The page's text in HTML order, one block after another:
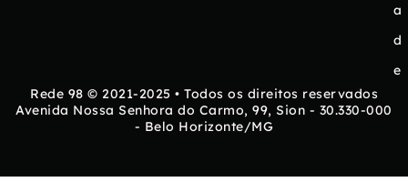
a
d
e
Rede 98 © 2021-2025 • Todos os direitos reservados
Avenida Nossa Senhora do Carmo, 99, Sion - 30.330-000
- Belo Horizonte/MG